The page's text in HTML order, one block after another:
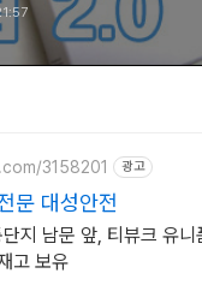
3158201 광고
문 대성안전
지 남문 앞, 티뷰크 유니
고 보유